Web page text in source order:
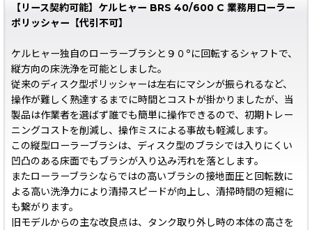
【リース契約可能】ケルヒャー BRS 40/600 C 業務用ローラー
ポリッシャー【代引不可】
ケルヒャー独自のローラーブラシと９０°に回転するシャフトで、
縦方向の床洗浄を可能としました。
従来のディスク型ポリッシャーは左右にマシンが振られるなど、
操作が難しく熟達するまでに時間とコストが掛かりましたが、当
製品は作業者を選ばず誰でも簡単に操作できるので、初期トレー
ニングコストを削減し、操作ミスによる事故も軽減します。
この縦型ローラーブラシは、ディスク型のブラシでは入りにくい
凹凸のある床面でもブラシが入り込み汚れを落とします。
またローラーブラシならではの高いブラシの接地面圧と回転数に
よる高い洗浄力により清掃スピードが向上し、清掃時間の短縮に
も繋がります。
旧モデルからの主な改良点は、タンク取り外し時の本体の高さを